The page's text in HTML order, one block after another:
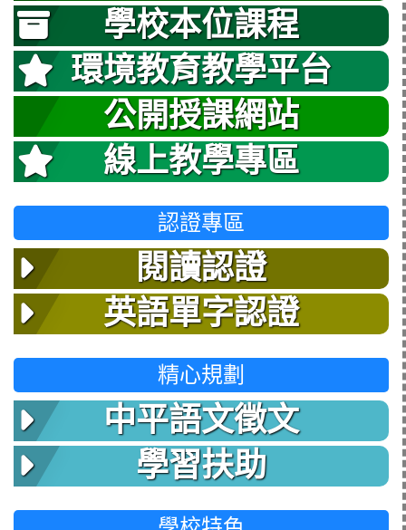
學校本位課程
環境教育教學平台
公開授課網站
線上教學專區
認證專區
閱讀認證
英語單字認證
精心規劃
中平語文徵文
學習扶助